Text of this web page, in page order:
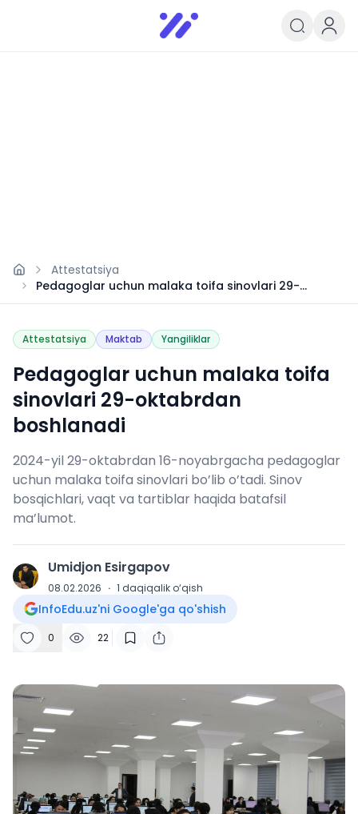
Infoedu
Ta&#039;lim xabarlari va
Attestatsiya
Pedagoglar uchun malaka toifa sinovlari 29-
oktabrdan boshlanadi
Attestatsiya Maktab Yangiliklar
Pedagoglar uchun malaka toifa
sinovlari 29-oktabrdan
boshlanadi
2024-yil 29-oktabrdan 16-noyabrgacha pedagoglar
uchun malaka toifa sinovlari bo’lib o’tadi. Sinov
bosqichlari, vaqt va tartiblar haqida batafsil
ma’lumot.
U Umidjon Esirgapov
08.02.2026 · 1 daqiqalik o‘qish
InfoEdu.uz'ni Google'ga qo'shish
0 22